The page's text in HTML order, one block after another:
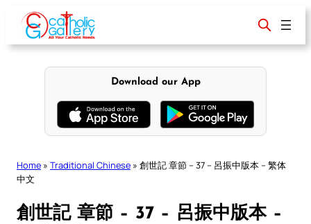
content
Download our App
Home » Traditional Chinese » 創世記 章節 – 37 – 呂振中版本 – 繁体
中文
創世記 章節 – 37 – 呂振中版本 –